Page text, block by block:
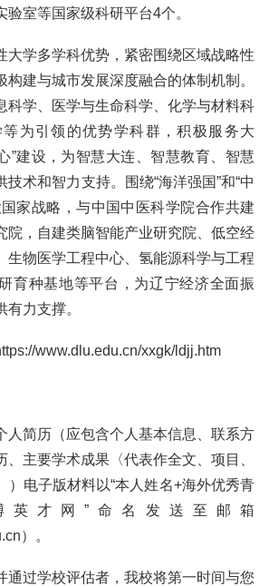
验室等国家级科研平台4个。
大学多学科优势，紧密围绕区域战略性
构建与城市发展深度融合的体制机制。
科学、医学与生命科学、化学与材料科
为引领的优势学科群，积极服务大
”建设，为智慧大连、智慧教育、智慧
技术和智力支持。围绕“海洋强国”和“中
家战略，与中国中医科学院合作共建
院，自建类脑智能产业研究院、低空经
生物医学工程中心、氢能源科学与工程
育种基地等平台，为辽宁经济全面振
力支撑。
www.dlu.edu.cn/xxgk/ldjj.htm
人简历（应包含个人基本信息、联系方
、主要学术成果〈代表作全文、项目、
）电子版材料以“本人姓名+海外优秀青
英才网”命名发送至邮箱
）。
通过学校评估者，我校将第一时间与您